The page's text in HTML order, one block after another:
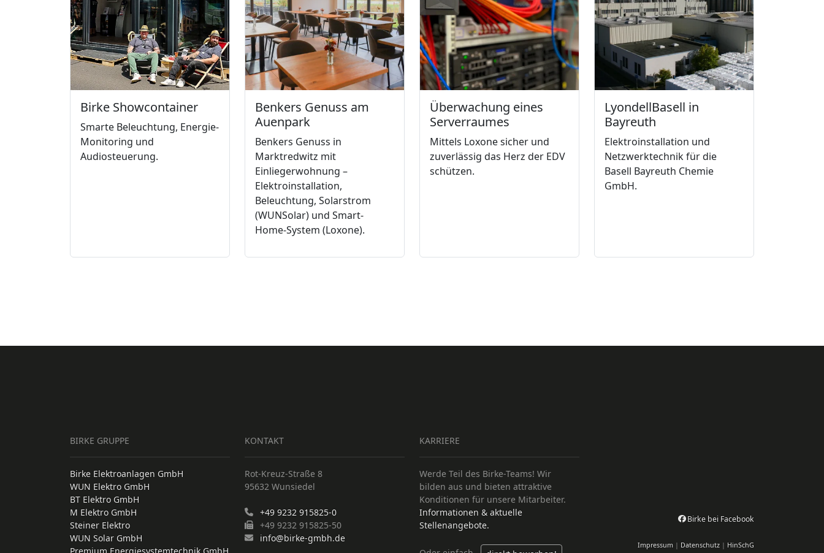
Birke Showcontainer
Smarte Beleuchtung, Energie-
Monitoring und
Audiosteuerung.
Benkers Genuss am
Auenpark
Benkers Genuss in
Marktredwitz mit
Einliegerwohnung –
Elektroinstallation,
Beleuchtung, Solarstrom
(WUNSolar) und Smart-
Home-System (Loxone).
Überwachung eines
Serverraumes
Mittels Loxone sicher und
zuverlässig das Herz der EDV
schützen.
LyondellBasell in
Bayreuth
Elektroinstallation und
Netzwerktechnik für die
Basell Bayreuth Chemie
GmbH.
BIRKE GRUPPE
Birke Elektroanlagen GmbH
WUN Elektro GmbH
BT Elektro GmbH
M Elektro GmbH
Steiner Elektro
WUN Solar GmbH
Premium Energiesystemtechnik GmbH
KONTAKT
Rot-Kreuz-Straße 8
95632 Wunsiedel
+49 9232 915825-0
+49 9232 915825-50
info@birke-gmbh.de
KARRIERE
Werde Teil des Birke-Teams! Wir
bilden aus und bieten attraktive
Konditionen für unsere Mitarbeiter.
Informationen & aktuelle
Stellenangebote.
Birke bei Facebook
Impressum | Datenschutz | HinSchG